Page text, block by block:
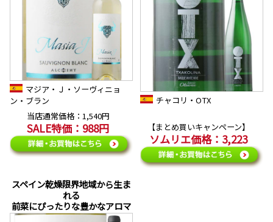
マジア・Ｊ・ソーヴィニョ
ン・ブラン
当店通常価格：1,540円
SALE特価：988円
チャコリ・OTX
【まとめ買いキャンペーン】
ソムリエ価格：3,223
スペイン乾燥限界地域から生ま
れる
前菜にぴったりな豊かなアロマ